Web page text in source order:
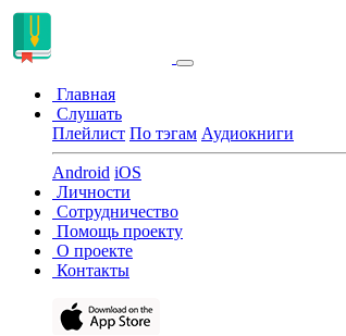
Главная
Слушать
Плейлист По тэгам Аудиокниги
Android iOS
Личности
Сотрудничество
Помощь проекту
О проекте
Контакты